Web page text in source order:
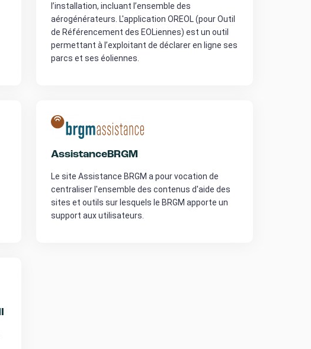
l’installation, incluant l’ensemble des
aérogénérateurs. L'application OREOL (pour Outil
de Référencement des EOLiennes) est un outil
permettant à l’exploitant de déclarer en ligne ses
parcs et ses éoliennes.
AssistanceBRGM
Le site Assistance BRGM a pour vocation de
centraliser l'ensemble des contenus d'aide des
sites et outils sur lesquels le BRGM apporte un
support aux utilisateurs.